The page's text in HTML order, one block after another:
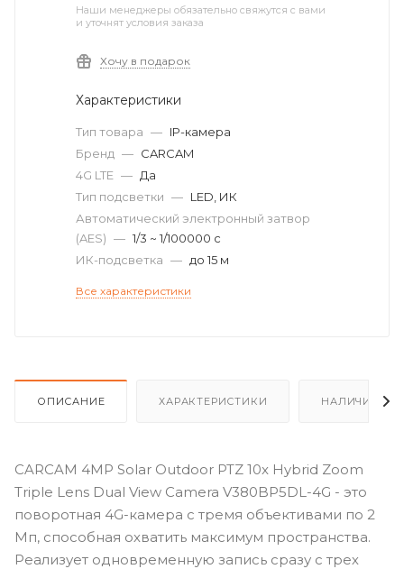
Наши менеджеры обязательно свяжутся с вами
и уточнят условия заказа
Хочу в подарок
Характеристики
Тип товара — IP-камера
Бренд — CARCAM
4G LTE — Да
Тип подсветки — LED, ИК
Автоматический электронный затвор
(AES) — 1/3 ~ 1/100000 с
ИК-подсветка — до 15 м
Все характеристики
ОПИСАНИЕ ХАРАКТЕРИСТИКИ НАЛИЧИЕ
CARCAM 4MP Solar Outdoor PTZ 10x Hybrid Zoom
Triple Lens Dual View Camera V380BP5DL-4G - это
поворотная 4G-камера с тремя объективами по 2
Мп, способная охватить максимум пространства.
Реализует одновременную запись сразу с трех